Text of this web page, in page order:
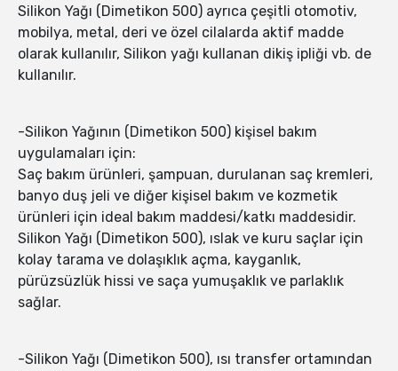
Silikon Yağı (Dimetikon 500) ayrıca çeşitli otomotiv,
mobilya, metal, deri ve özel cilalarda aktif madde
olarak kullanılır, Silikon yağı kullanan dikiş ipliği vb. de
kullanılır.
-Silikon Yağının (Dimetikon 500) kişisel bakım
uygulamaları için:
Saç bakım ürünleri, şampuan, durulanan saç kremleri,
banyo duş jeli ve diğer kişisel bakım ve kozmetik
ürünleri için ideal bakım maddesi/katkı maddesidir.
Silikon Yağı (Dimetikon 500), ıslak ve kuru saçlar için
kolay tarama ve dolaşıklık açma, kayganlık,
pürüzsüzlük hissi ve saça yumuşaklık ve parlaklık
sağlar.
-Silikon Yağı (Dimetikon 500), ısı transfer ortamından